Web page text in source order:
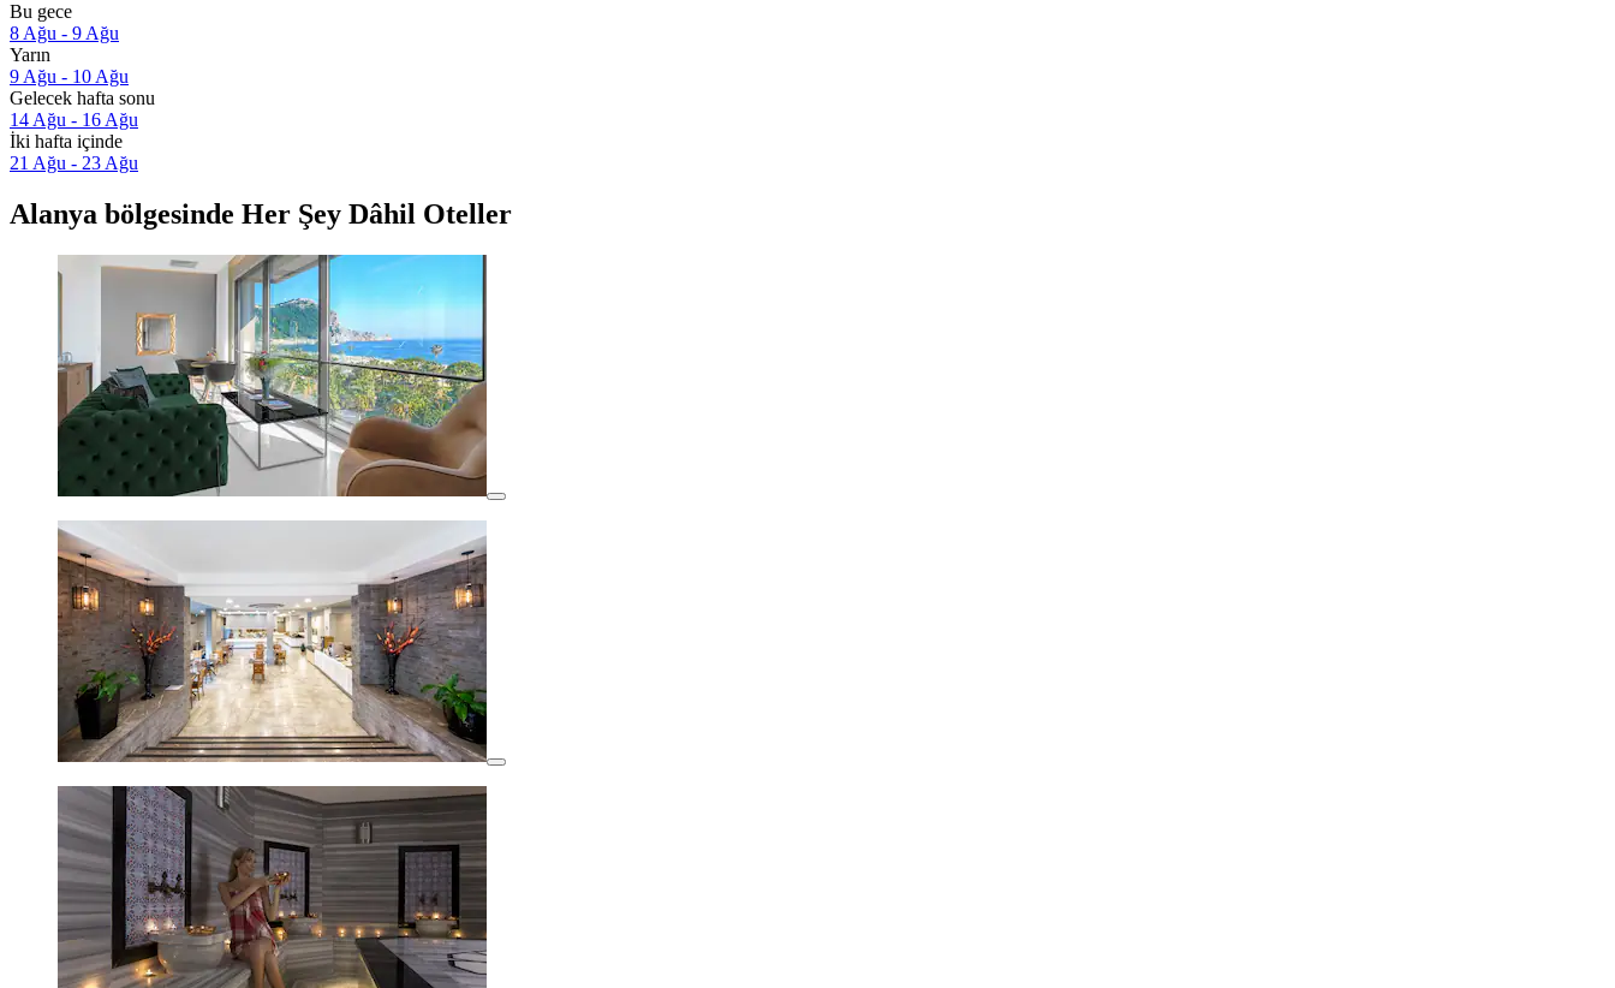
Bu gece
8 Ağu - 9 Ağu
Yarın
9 Ağu - 10 Ağu
Gelecek hafta sonu
14 Ağu - 16 Ağu
İki hafta içinde
21 Ağu - 23 Ağu
Alanya bölgesinde Her Şey Dâhil Oteller